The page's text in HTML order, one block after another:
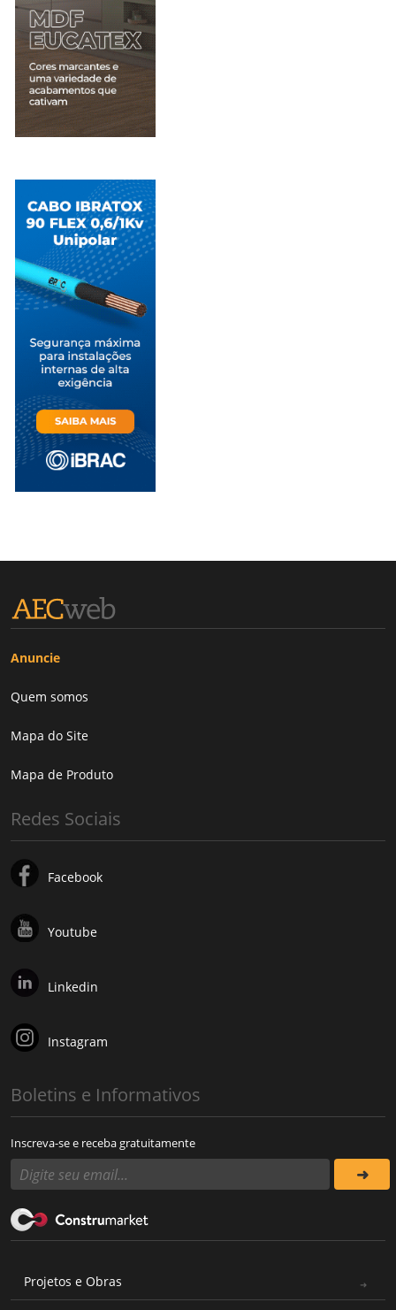
Anuncie
Quem somos
Mapa do Site
Mapa de Produto
Redes Sociais
Facebook
Youtube
Linkedin
Instagram
Boletins e Informativos
Inscreva-se e receba gratuitamente
Projetos e Obras